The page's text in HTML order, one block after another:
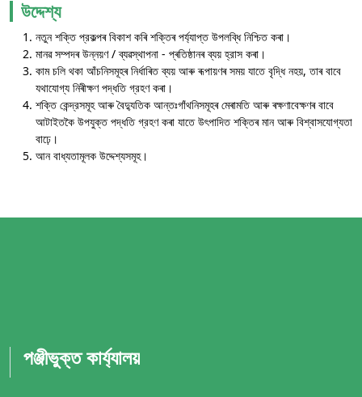
উদ্দেশ্য
নতুন শক্তি প্রকল্পৰ বিকাশ কৰি শক্তিৰ পর্য্যাপ্ত উপলব্ধি নিশ্চিত কৰা।
মানৱ সম্পদৰ উন্নয়ণ / ব্যৱস্থাপনা - প্ৰতিষ্ঠানৰ ব্যয় হ্রাস কৰা।
কাম চলি থকা আঁচনিসমূহৰ নির্ধাৰিত ব্যয় আৰু ৰূপায়ণৰ সময় যাতে বৃদ্ধি নহয়, তাৰ বাবে
যথাযোগ্য নিৰীক্ষণ পদ্ধতি গ্রহণ কৰা।
শক্তি কেন্দ্রসমূহ আৰু বৈদ্যুতিক আন্তঃগাঁথনিসমূহৰ মেৰামতি আৰু ৰক্ষণাবেক্ষণৰ বাবে
আটাইতকৈ উপযুক্ত পদ্ধতি গ্রহণ কৰা যাতে উৎপাদিত শক্তিৰ মান আৰু বিশ্বাসযোগ্যতা
বাঢ়ে।
আন বাধ্যতামূলক উদ্দেশ্যসমূহ।
পঞ্জীভুক্ত কার্য্যালয়